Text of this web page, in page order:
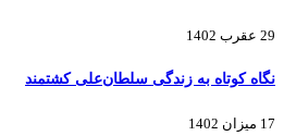
29 عقرب 1402
نگاه کوتاه به زندگی سلطان‌علی کشتمند
17 میزان 1402